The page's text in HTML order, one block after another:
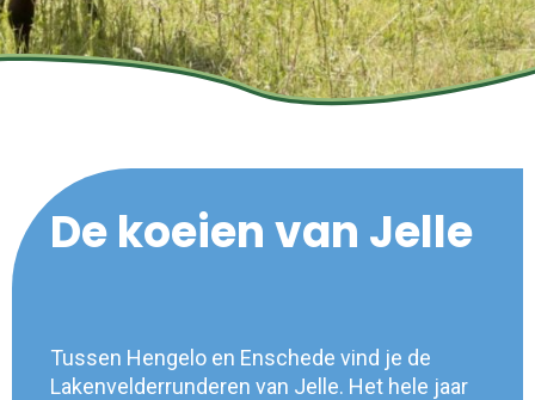
De koeien van Jelle
Tussen Hengelo en Enschede vind je de
Lakenvelderrunderen van Jelle. Het hele jaar